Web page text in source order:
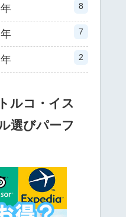
8
7
2
ルコ・イス
選びパーフ